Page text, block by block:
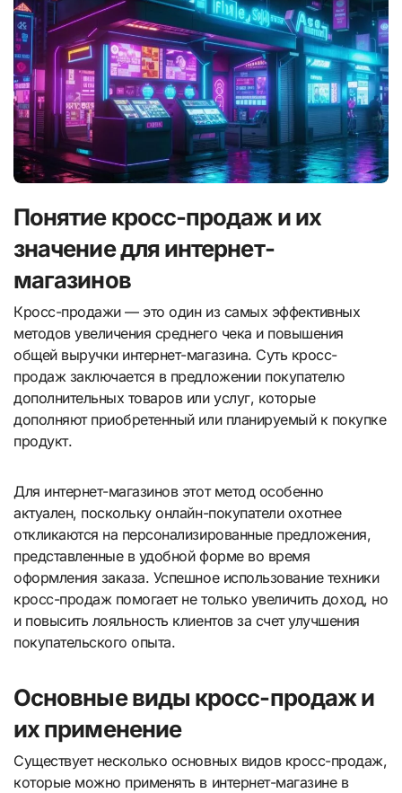
Понятие кросс-продаж и их
значение для интернет-
магазинов
Кросс-продажи — это один из самых эффективных
методов увеличения среднего чека и повышения
общей выручки интернет-магазина. Суть кросс-
продаж заключается в предложении покупателю
дополнительных товаров или услуг, которые
дополняют приобретенный или планируемый к покупке
продукт.
Для интернет-магазинов этот метод особенно
актуален, поскольку онлайн-покупатели охотнее
откликаются на персонализированные предложения,
представленные в удобной форме во время
оформления заказа. Успешное использование техники
кросс-продаж помогает не только увеличить доход, но
и повысить лояльность клиентов за счет улучшения
покупательского опыта.
Основные виды кросс-продаж и
их применение
Существует несколько основных видов кросс-продаж,
которые можно применять в интернет-магазине в